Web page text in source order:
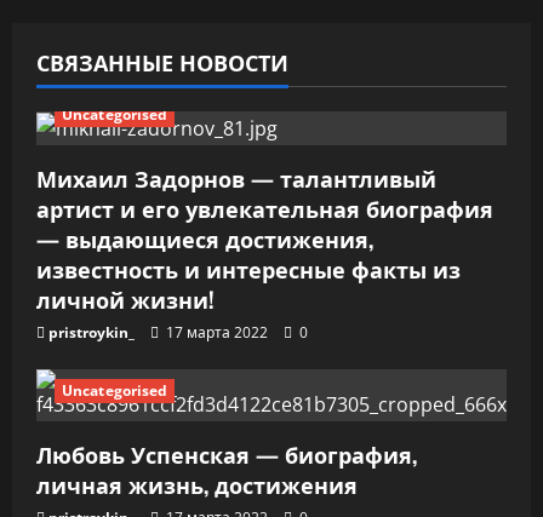
з
а
п
и
с
я
м
СВЯЗАННЫЕ НОВОСТИ
Uncategorised
Михаил Задорнов — талантливый
артист и его увлекательная биография
— выдающиеся достижения,
известность и интересные факты из
личной жизни!
pristroykin_ 17 марта 2022 0
Uncategorised
Любовь Успенская — биография,
личная жизнь, достижения